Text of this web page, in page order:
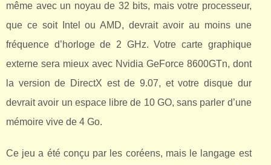
même avec un noyau de 32 bits, mais votre processeur,
que ce soit Intel ou AMD, devrait avoir au moins une
fréquence d’horloge de 2 GHz. Votre carte graphique
externe sera mieux avec Nvidia GeForce 8600GTn, dont
la version de DirectX est de 9.07, et votre disque dur
devrait avoir un espace libre de 10 GO, sans parler d’une
mémoire vive de 4 Go.
Ce jeu a été conçu par les coréens, mais le langage est